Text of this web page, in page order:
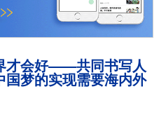
才会好——共同书写人
国梦的实现需要海内外